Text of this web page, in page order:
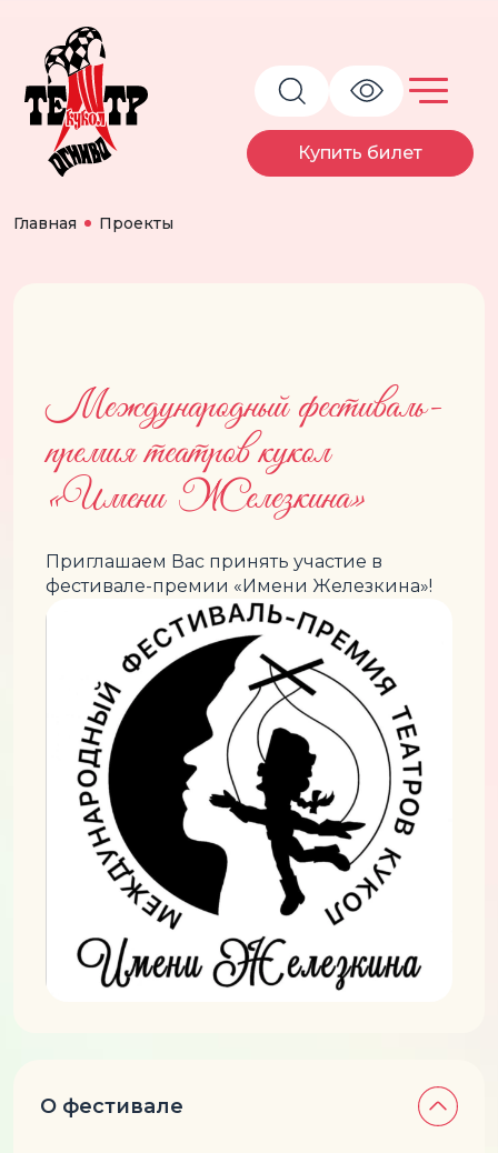
Купить билет
Главная Проекты
Международный фестиваль-
премия театров кукол
«Имени Железкина»
Приглашаем Вас принять участие в
фестивале-премии «Имени Железкина»!
О фестивале